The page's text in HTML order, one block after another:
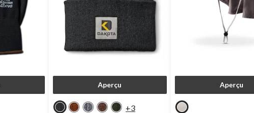
Aperçu
+3
Aperçu